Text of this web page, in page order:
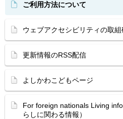
ご利用方法について
ウェブアクセシビリティの取
更新情報のRSS配信
よしかわこどもページ
For foreign nationals Living
らしに関わる情報）